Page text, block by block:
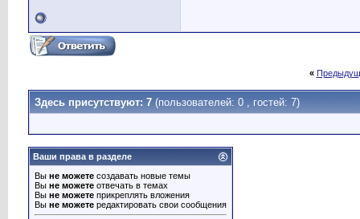
«
Здесь присутствуют: 7 (пользователей: 0 , гостей: 7)
Ваши права в разделе
Вы не можете создавать новые темы
Вы не можете отвечать в темах
Вы не можете прикреплять вложения
Вы не можете редактировать свои сообщения